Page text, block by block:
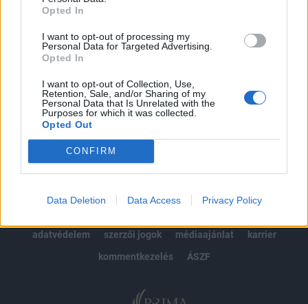
Opted In
I want to opt-out of processing my
Personal Data for Targeted Advertising.
Opted In
I want to opt-out of Collection, Use,
Retention, Sale, and/or Sharing of my
Personal Data that Is Unrelated with the
Purposes for which it was collected.
Opted Out
CONFIRM
Data Deletion Data Access Privacy Policy
Előfizetés
MÁR ELŐFIZETŐNK VAGY?BEJELENTKEZÉS
adatvédelem
szerzői jogok médiaajánlat
karrier
kommentkezelés
ÁSZF